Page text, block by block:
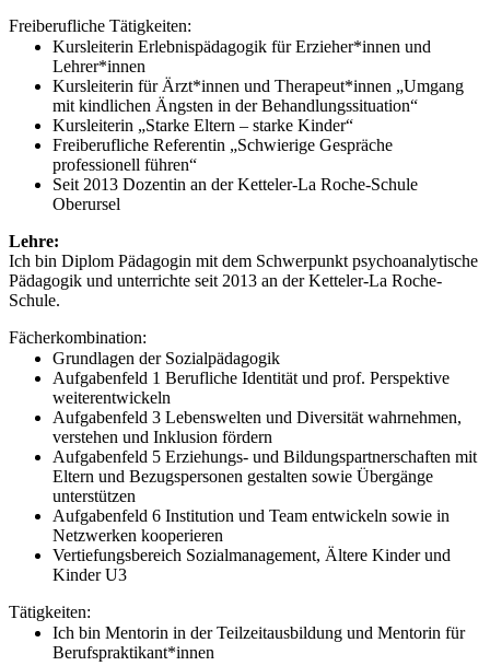
Freiberufliche Tätigkeiten:
Kursleiterin Erlebnispädagogik für Erzieher*innen und
Lehrer*innen
Kursleiterin für Ärzt*innen und Therapeut*innen „Umgang
mit kindlichen Ängsten in der Behandlungssituation“
Kursleiterin „Starke Eltern – starke Kinder“
Freiberufliche Referentin „Schwierige Gespräche
professionell führen“
Seit 2013 Dozentin an der Ketteler-La Roche-Schule
Oberursel
Lehre:
Ich bin Diplom Pädagogin mit dem Schwerpunkt psychoanalytische
Pädagogik und unterrichte seit 2013 an der Ketteler-La Roche-
Schule.
Fächerkombination:
Grundlagen der Sozialpädagogik
Aufgabenfeld 1 Berufliche Identität und prof. Perspektive
weiterentwickeln
Aufgabenfeld 3 Lebenswelten und Diversität wahrnehmen,
verstehen und Inklusion fördern
Aufgabenfeld 5 Erziehungs- und Bildungspartnerschaften mit
Eltern und Bezugspersonen gestalten sowie Übergänge
unterstützen
Aufgabenfeld 6 Institution und Team entwickeln sowie in
Netzwerken kooperieren
Vertiefungsbereich Sozialmanagement, Ältere Kinder und
Kinder U3
Tätigkeiten:
Ich bin Mentorin in der Teilzeitausbildung und Mentorin für
Berufspraktikant*innen